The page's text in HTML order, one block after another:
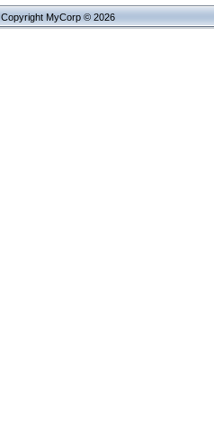
Copyright MyCorp © 2026